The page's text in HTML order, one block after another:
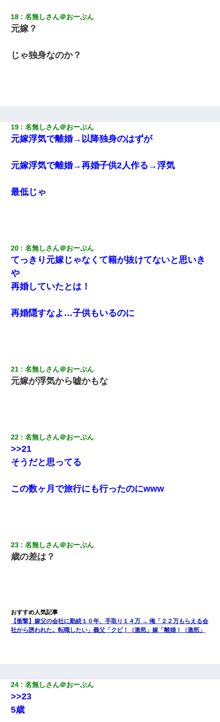
嘘をついてフリン旅行へ出かけた嫁→翌日、嫁「ただいま～」旦
18 名無しさん＠おーぷん
元嫁？
じゃ独身なのか？
19 名無しさん＠おーぷん
元嫁浮気で離婚→以降独身のはずが
元嫁浮気で離婚→再婚子供2人作る→浮気
最低じゃ
20 名無しさん＠おーぷん
てっきり元嫁じゃなくて籍が抜けてないと思いき
や
再婚していたとは！
再婚隠すなよ…子供もいるのに
21 名無しさん＠おーぷん
元嫁が浮気から嘘かもな
22 名無しさん＠おーぷん
>>21
そうだと思ってる
この数ヶ月で旅行にも行ったのにwww
23 名無しさん＠おーぷん
歳の差は？
【衝撃】嫁父の会社に勤続１０年、手取り１４万 → 俺「２２万もらえる会
社から誘われた。転職したい」義父「クビ！（激怒」嫁「離婚！（激怒」
24 名無しさん＠おーぷん
>>23
5歳